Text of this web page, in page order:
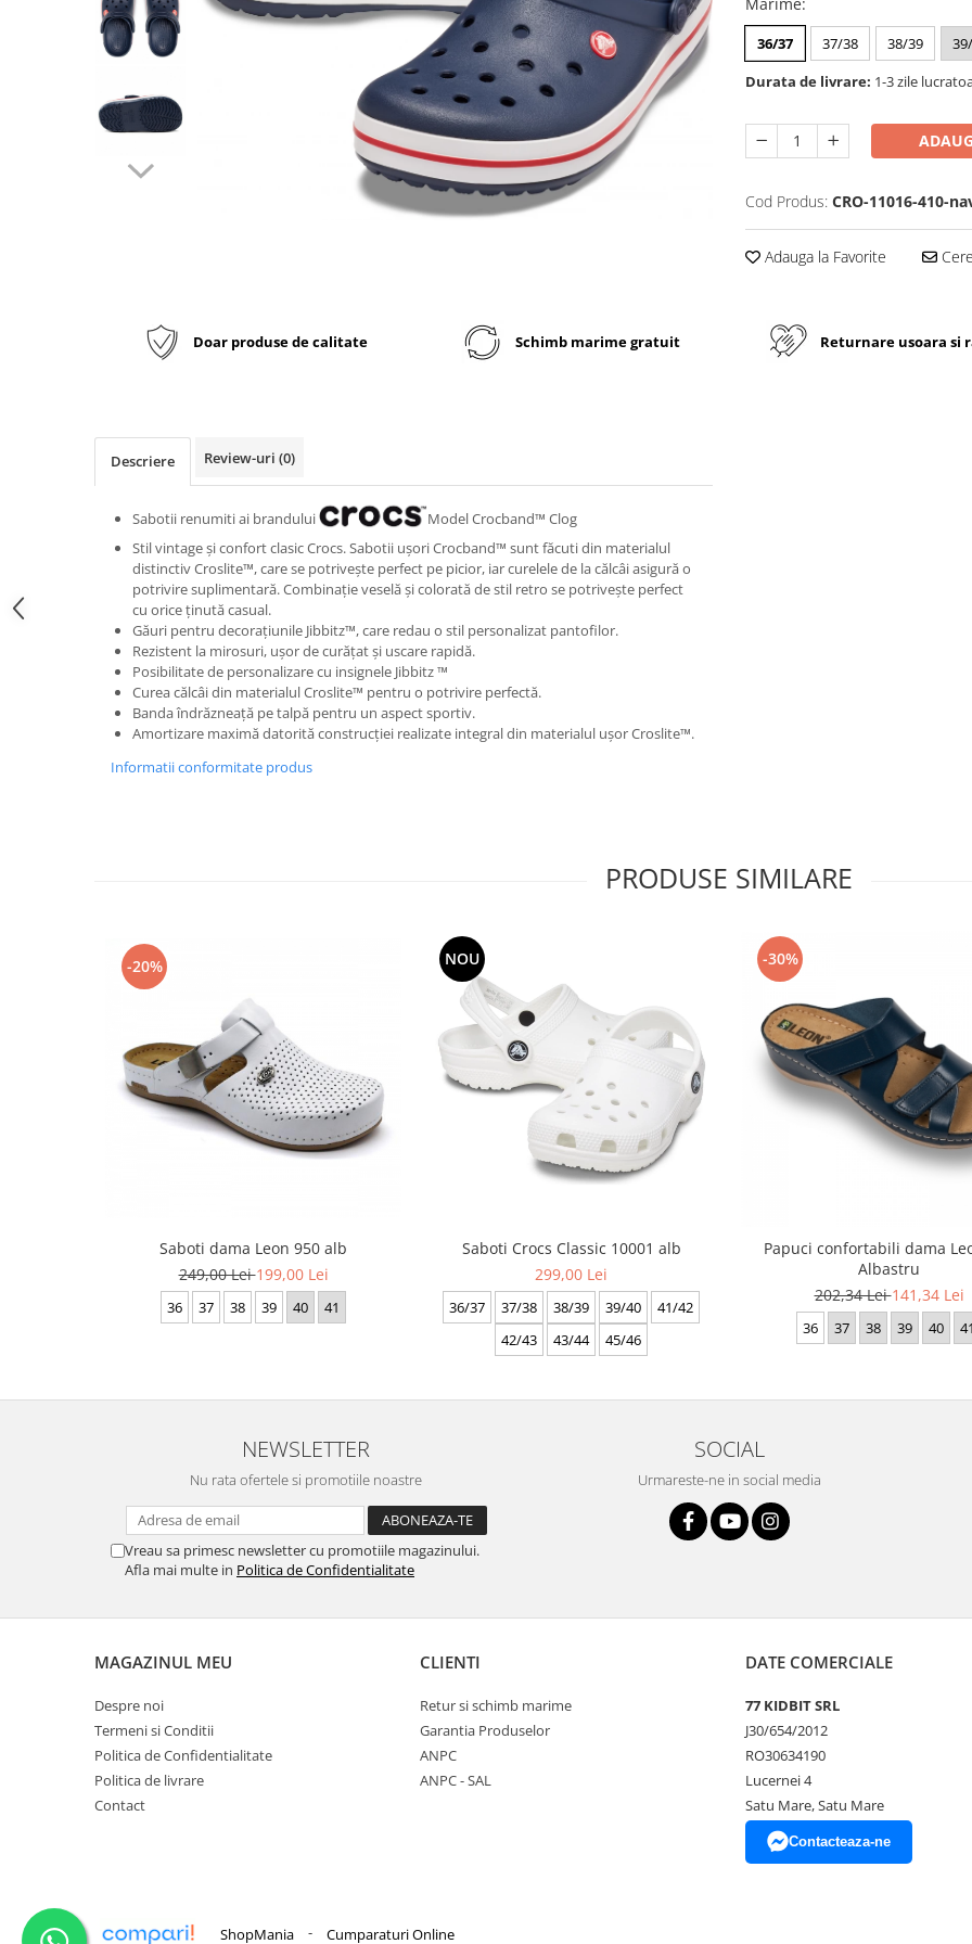
Marime:
36/37 37/38 38/39
Durata de livrare: 1-3 zile
Cod Produs: CRO-11016-410-
Adauga la Favorite
Doar produse de calitate Schimb marime gratuit Returnare usoara si
Descriere Review-uri (0)
Sabotii renumiti ai brandului
Model Crocband™ Clog
Stil vintage și confort clasic Crocs. Sabotii ușori Crocband™ sunt făcuti din materialul
distinctiv Croslite™, care se potrivește perfect pe picior, iar curelele de la călcâi asigură o
potrivire suplimentară. Combinație veselă și colorată de stil retro se potrivește perfect
cu orice ținută casual.
Găuri pentru decorațiunile Jibbitz™, care redau o stil personalizat pantofilor.
Rezistent la mirosuri, ușor de curățat și uscare rapidă.
Posibilitate de personalizare cu insignele Jibbitz ™
Curea călcâi din materialul Croslite™ pentru o potrivire perfectă.
Banda îndrăzneață pe talpă pentru un aspect sportiv.
Amortizare maximă datorită construcției realizate integral din materialul ușor Croslite™.
Informatii conformitate produs
PRODUSE SIMILARE
-20%
Saboti dama Leon 950 alb
249,00 Lei199,00 Lei
36 37 38 39 40 41
NOU
Saboti Crocs Classic 10001 alb
299,00 Lei
36/37 37/38 38/39 39/40
41/42
42/43
43/44 45/46
-30%
Papuci confortabili dama
Albastru
202,34 Lei141,34 Lei
36 37 38 39 40
NEWSLETTER
Nu rata ofertele si promotiile noastre
Vreau sa primesc newsletter cu promotiile magazinului.
Afla mai multe in Politica de Confidentialitate
SOCIAL
Urmareste-ne in social media
MAGAZINUL MEU
Despre noi
Termeni si Conditii
Politica de Confidentialitate
Politica de livrare
Contact
CLIENTI
Retur si schimb marime
Garantia Produselor
ANPC
ANPC - SAL
DATE COMERCIALE
77 KIDBIT SRL
J30/654/2012
RO30634190
Lucernei 4
Satu Mare, Satu Mare
Contacteaza-ne
ShopMania - Cumparaturi Online